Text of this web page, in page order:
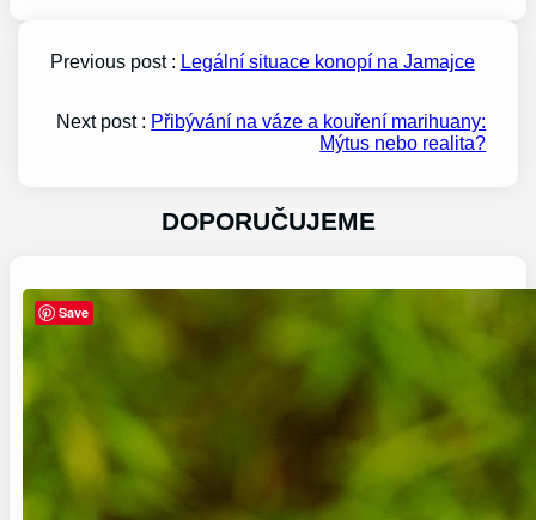
Previous post : Legální situace konopí na Jamajce
Next post : Přibývání na váze a kouření marihuany:
Mýtus nebo realita?
DOPORUČUJEME
Save